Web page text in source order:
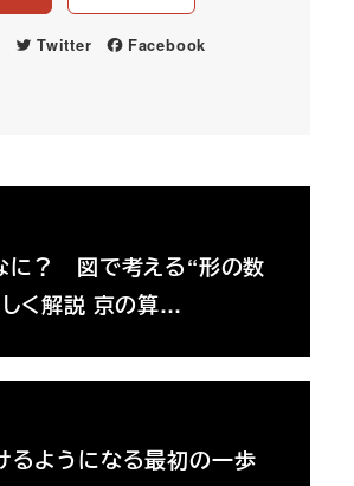
Twitter
Facebook
に？ 図で考える“形の数
く解説 京の算…
るようになる最初の一歩